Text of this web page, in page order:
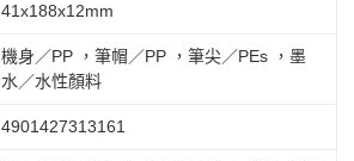
41x188x12mm
機身／PP ，筆帽／PP ，筆尖／PEs ，墨
水／水性顏料
4901427313161